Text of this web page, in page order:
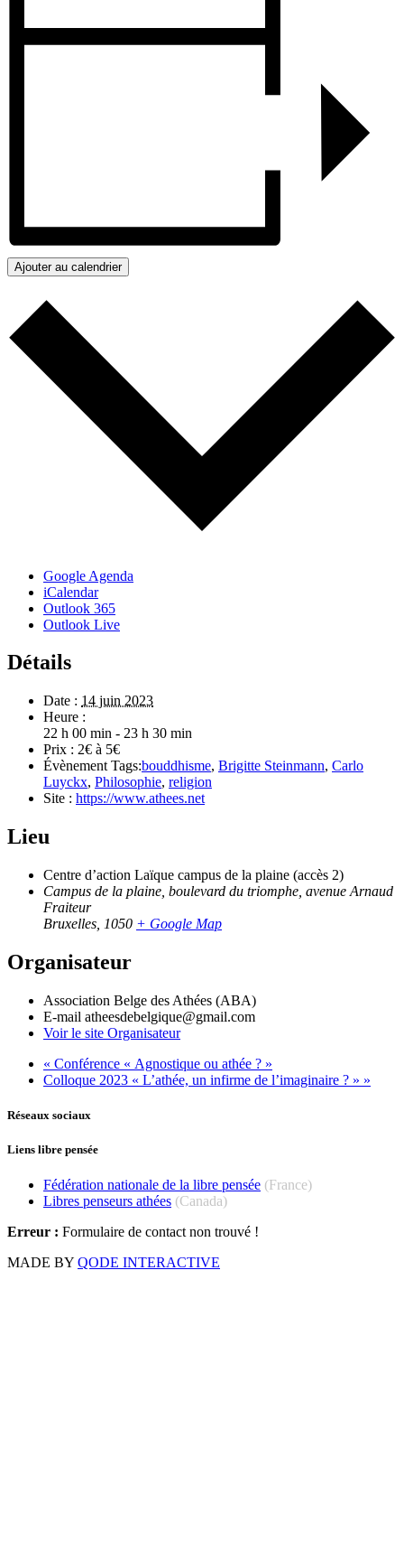
Ajouter au calendrier
Google Agenda
iCalendar
Outlook 365
Outlook Live
Détails
Date : 14 juin 2023
Heure :
22 h 00 min - 23 h 30 min
Prix : 2€ à 5€
Évènement Tags:bouddhisme, Brigitte Steinmann, Carlo
Luyckx, Philosophie, religion
Site : https://www.athees.net
Lieu
Centre d’action Laïque campus de la plaine (accès 2)
Campus de la plaine, boulevard du triomphe, avenue Arnaud
Fraiteur
Bruxelles 1050 + Google Map
Organisateur
Association Belge des Athées (ABA)
E-mail atheesdebelgique@gmail.com
Voir le site Organisateur
« Conférence « Agnostique ou athée ? »
Colloque 2023 « L’athée, un infirme de l’imaginaire ? » »
Réseaux sociaux
Liens libre pensée
Fédération nationale de la libre pensée (France)
Libres penseurs athées (Canada)
Erreur : Formulaire de contact non trouvé !
MADE BY QODE INTERACTIVE